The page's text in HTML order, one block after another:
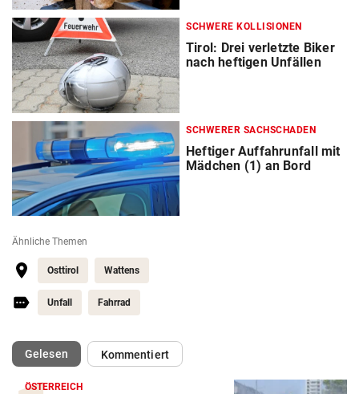
SCHWERE KOLLISIONEN
Tirol: Drei verletzte Biker
nach heftigen Unfällen
SCHWERER SACHSCHADEN
Heftiger Auffahrunfall mit
Mädchen (1) an Bord
Ähnliche Themen
Osttirol Wattens
Unfall Fahrrad
Gelesen(ausgewählt)Kommentiert
ÖSTERREICH